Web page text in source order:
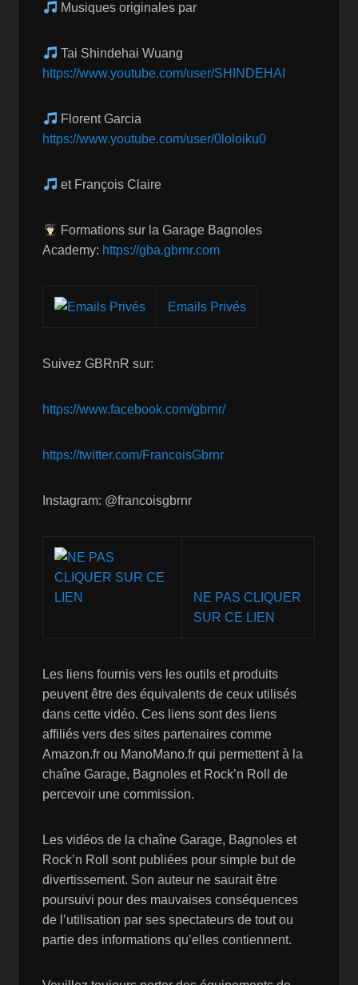
Musiques originales par
Tai Shindehai Wuang
https://www.youtube.com/user/SHINDEHAI
Florent Garcia
https://www.youtube.com/user/0loloiku0
et François Claire
Formations sur la Garage Bagnoles
Academy: https://gba.gbrnr.com
Emails Privés
Suivez GBRnR sur:
https://www.facebook.com/gbrnr/
https://twitter.com/FrancoisGbrnr
Instagram: @francoisgbrnr
NE PAS CLIQUER
SUR CE LIEN
Les liens fournis vers les outils et produits
peuvent être des équivalents de ceux utilisés
dans cette vidéo. Ces liens sont des liens
affiliés vers des sites partenaires comme
Amazon.fr ou ManoMano.fr qui permettent à la
chaîne Garage, Bagnoles et Rock’n Roll de
percevoir une commission.
Les vidéos de la chaîne Garage, Bagnoles et
Rock’n Roll sont publiées pour simple but de
divertissement. Son auteur ne saurait être
poursuivi pour des mauvaises conséquences
de l’utilisation par ses spectateurs de tout ou
partie des informations qu’elles contiennent.